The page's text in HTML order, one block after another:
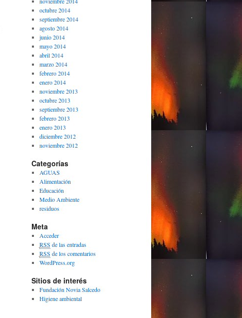
octubre 2014
septiembre 2014
agosto 2014
junio 2014
mayo 2014
abril 2014
marzo 2014
febrero 2014
enero 2014
noviembre 2013
octubre 2013
septiembre 2013
febrero 2013
enero 2013
diciembre 2012
noviembre 2012
Categorías
AGUAS
Alimentación
Educación
Medio Ambiente
residuos
Meta
Acceder
RSS de las entradas
RSS de los comentarios
WordPress.org
Sitios de interés
Fundación Novia Salcedo
Higiene ambiental